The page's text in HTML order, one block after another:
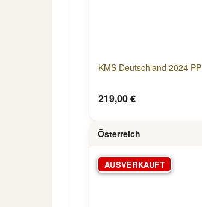
KMS Deutschland 2024 PP
219,00 €
Österreich
AUSVERKAUFT